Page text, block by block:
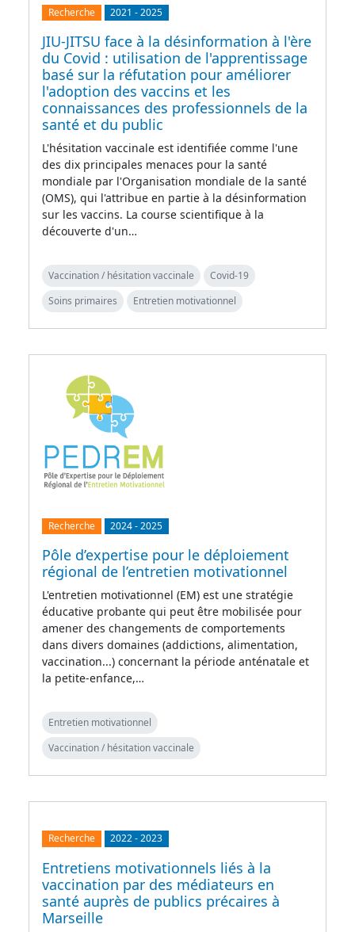
Recherche 2021 -2025
JIU-JITSU face à la désinformation à l'ère
du Covid : utilisation de l'apprentissage
basé sur la réfutation pour améliorer
l'adoption des vaccins et les
connaissances des professionnels de la
santé et du public
L'hésitation vaccinale est identifiée comme l'une
des dix principales menaces pour la santé
mondiale par l'Organisation mondiale de la santé
(OMS), qui l'attribue en partie à la désinformation
sur les vaccins. La course scientifique à la
découverte d'un…
Vaccination / hésitation vaccinale
Covid-19
Soins primaires
Entretien motivationnel
Recherche 2024-2025
Pôle d’expertise pour le déploiement
régional de l’entretien motivationnel
L'entretien motivationnel (EM) est une stratégie
éducative probante qui peut être mobilisée pour
amener des changements de comportements
dans divers domaines (addictions, alimentation,
vaccination...) concernant la période anténatale et
la petite-enfance,…
Entretien motivationnel
Vaccination / hésitation vaccinale
Recherche 2022-2023
Entretiens motivationnels liés à la
vaccination par des médiateurs en
santé auprès de publics précaires à
Marseille